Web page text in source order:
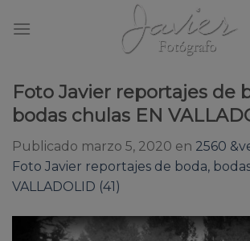
Foto Javier reportajes de
bodas chulas EN
Publicado marzo 5, 2020 en 2560
Foto Javier reportajes de boda,
VALLADOLID (41)